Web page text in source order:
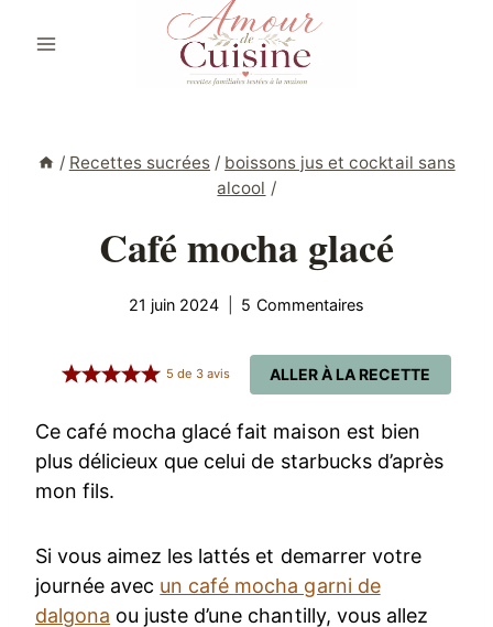
/ Recettes sucrées / boissons jus et cocktail sans
alcool /
Café mocha glacé
21 juin 2024 5 Commentaires
ALLER À LA RECETTE
5 de 3 avis
Ce café mocha glacé fait maison est bien
plus délicieux que celui de starbucks d’après
mon fils.
Si vous aimez les lattés et demarrer votre
journée avec un café mocha garni de
dalgona ou juste d’une chantilly, vous allez